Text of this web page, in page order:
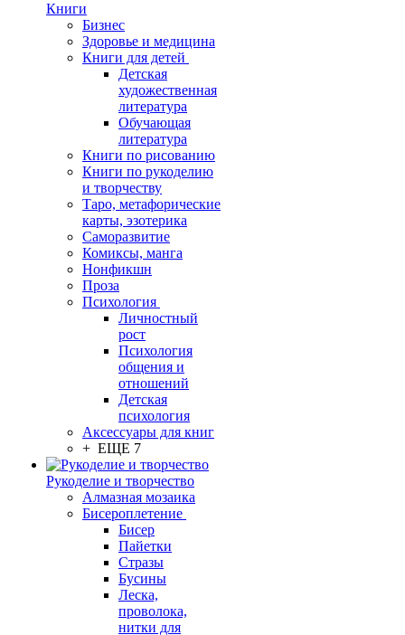
Книги
Бизнес
Здоровье и медицина
Книги для детей
Детская
художественная
литература
Обучающая
литература
Книги по рисованию
Книги по рукоделию
и творчеству
Таро, метафорические
карты, эзотерика
Саморазвитие
Комиксы, манга
Нонфикшн
Проза
Психология
Личностный
рост
Психология
общения и
отношений
Детская
психология
Аксессуары для книг
+ ЕЩЕ 7
Рукоделие и творчество
Алмазная мозаика
Бисероплетение
Бисер
Пайетки
Стразы
Бусины
Леска,
проволока,
нитки для